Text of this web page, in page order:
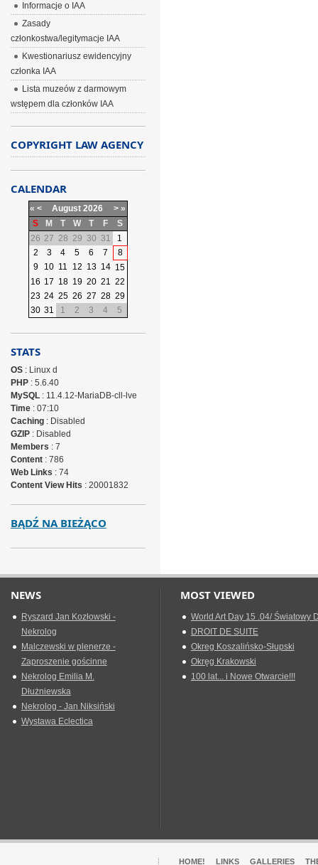
Informacje o IAA
Zasady
członkostwa/legitymacje IAA
Kwestionariusz ewidencyjny
członka IAA
Lista muzeów z darmowym
wstępem dla członków IAA
COPYRIGHT LAW AGENCY
CALENDAR
« < August 2026 > »
S
M T W T F
S
26 27 28 29 30 31
1
2
3 4 5 6 7
8
9
10 11 12 13 14 15
16 17 18 19 20 21 22
23 24 25 26 27 28 29
30 31 1 2 3 4 5
STATS
OS: Linux d
PHP: 5.6.40
MySQL: 11.4.12-MariaDB-cll-lve
Time: 07:10
Caching: Disabled
GZIP: Disabled
Members : 7
Content: 786
Web Links : 74
Content View Hits : 20001832
BĄDŹ NA BIEŻĄCO
NEWS
Ryszard Jan Kozłowski -
Nekrolog
Malczewski w plenerze -
Zaproszenie gościnne
Nekrolog Emilia M.
Dłużniewska
Nekrolog - Jan Niksiński
Wystawa Eclectica
MOST VIEWED
World Art Day 15 .04/ Światowy
DROIT DE SUITE
Okreg Koszalińsko-Słupski
Okręg Krakowski
100 lat... i Nowe Otwarcie!!!
HOME! LINKS GALLERIES